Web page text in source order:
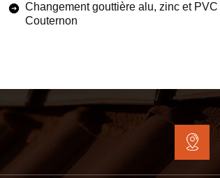
Changement gouttière alu, zinc et PVC
Couternon